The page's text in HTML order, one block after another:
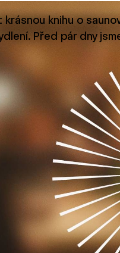
knihu o
Před pár dny